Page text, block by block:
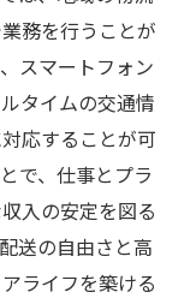
務を行うことが
スマートフォン
タイムの交通情
応することが可
で、仕事とプラ
入の安定を図る
送の自由さと高
ライフを築ける